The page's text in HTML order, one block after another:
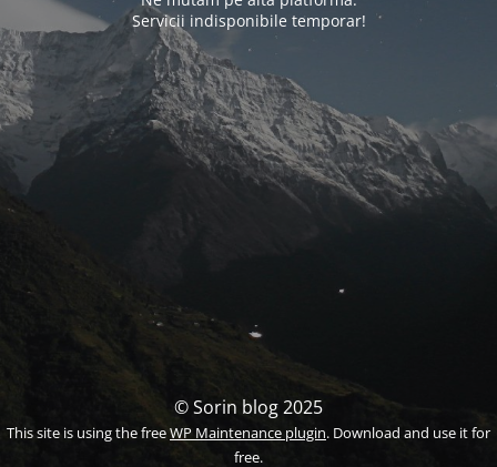
Servicii indisponibile temporar!
© Sorin blog 2025
This site is using the freeWP Maintenance plugin. Download and use it for
free.